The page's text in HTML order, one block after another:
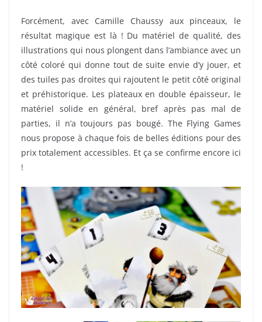
Forcément, avec Camille Chaussy aux pinceaux, le
résultat magique est là ! Du matériel de qualité, des
illustrations qui nous plongent dans l’ambiance avec un
côté coloré qui donne tout de suite envie d’y jouer, et
des tuiles pas droites qui rajoutent le petit côté original
et préhistorique. Les plateaux en double épaisseur, le
matériel solide en général, bref après pas mal de
parties, il n’a toujours pas bougé. The Flying Games
nous propose à chaque fois de belles éditions pour des
prix totalement accessibles. Et ça se confirme encore ici
!